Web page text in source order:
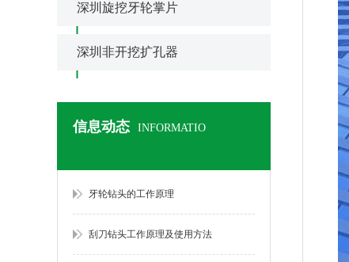
深圳旋挖牙轮掌片
深圳非开挖扩孔器
信息动态 INFORMATIO
牙轮钻头的工作原理
刮刀钻头工作原理及使用方法